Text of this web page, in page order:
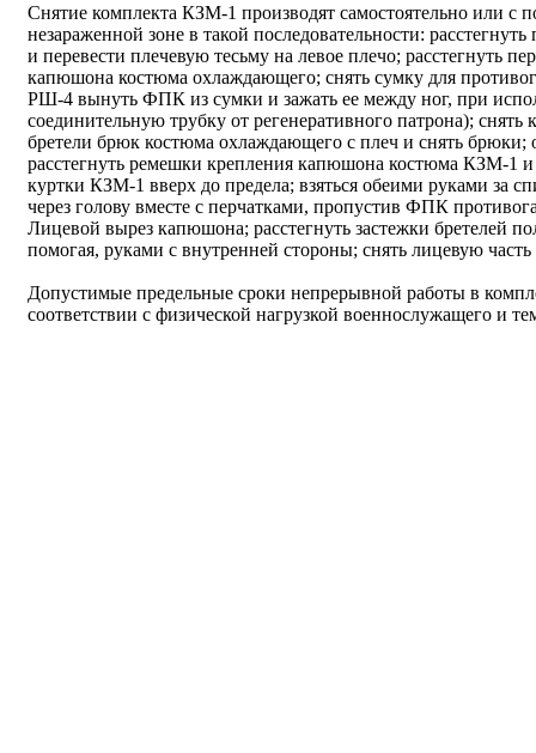
Снятие комплекта КЗМ-1 производят самостоятельно или с
незараженной зоне в такой последовательности:
и перевести плечевую тесьму на левое плечо; расстегнуть
капюшона костюма охлаждающего; снять сумку для
РШ-4 вынуть ФПК из сумки и зажать ее между ног, при
соединительную трубку от регенеративного патрона);
бретели брюк костюма охлаждающего с плеч и снять
расстегнуть ремешки крепления капюшона костюма КЗМ-1
куртки КЗМ-1 вверх до предела; взяться обеими руками за
через голову вместе с перчатками, пропустив ФПК
Лицевой вырез капюшона; расстегнуть застежки бретелей
помогая, руками с внутренней стороны; снять лицевую часть
Допустимые предельные сроки непрерывной работы в
соответствии с физической нагрузкой военнослужащего и